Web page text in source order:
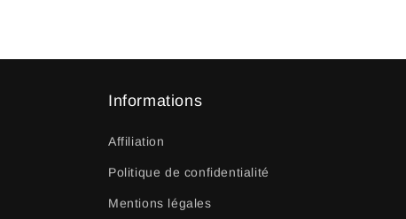
Informations
Affiliation
Politique de confidentialité
Mentions légales